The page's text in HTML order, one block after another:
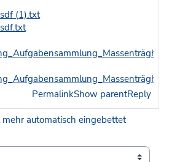
(1).txt
PermalinkShow parentReply
automatisch eingebettet